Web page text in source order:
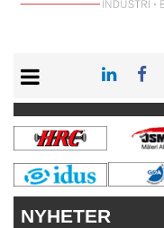
KONTAKT
VÅRA ANDRA
PRENUMERERA
ANNONSERA
NYHETER